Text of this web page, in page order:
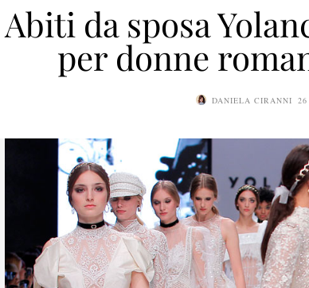
Abiti da sposa
per donne
DANIELA CIRANNI